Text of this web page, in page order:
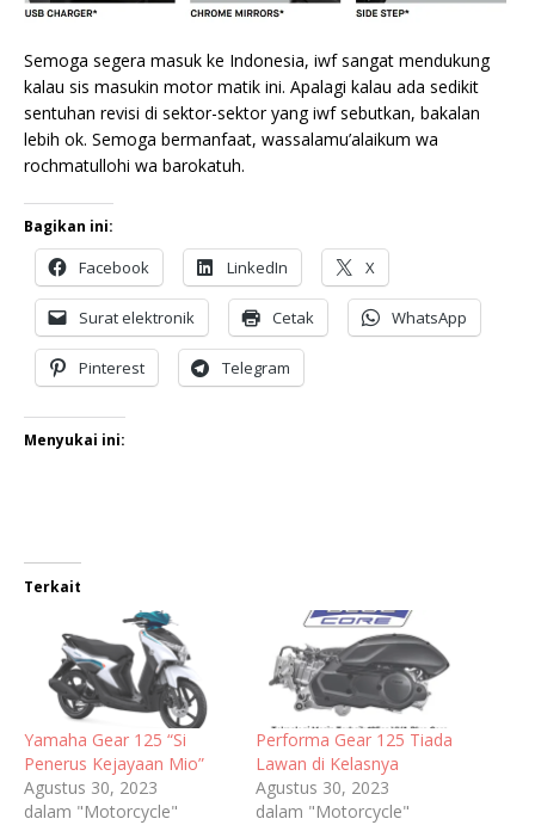
Semoga segera masuk ke Indonesia, iwf sangat mendukung
kalau sis masukin motor matik ini. Apalagi kalau ada sedikit
sentuhan revisi di sektor-sektor yang iwf sebutkan, bakalan
lebih ok. Semoga bermanfaat, wassalamu’alaikum wa
rochmatullohi wa barokatuh.
Bagikan ini:
Facebook LinkedIn X
Surat elektronik Cetak WhatsApp
Pinterest Telegram
Menyukai ini:
Terkait
Yamaha Gear 125 “Si
Penerus Kejayaan Mio”
Agustus 30, 2023
dalam "Motorcycle"
Performa Gear 125 Tiada
Lawan di Kelasnya
Agustus 30, 2023
dalam "Motorcycle"